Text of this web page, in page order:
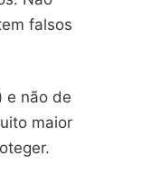
falsos
e não de
maior